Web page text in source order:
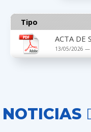
Tipo
ACTA DE
13/05/2026 —
NOTICIAS